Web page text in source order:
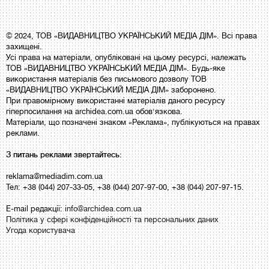
© 2024, ТОВ «ВИДАВНИЦТВО УКРАЇНСЬКИЙ МЕДІА ДІМ». Всі права
захищені.
Усі права на матеріали, опубліковані на цьому ресурсі, належать
ТОВ «ВИДАВНИЦТВО УКРАЇНСЬКИЙ МЕДІА ДІМ». Будь-яке
використання матеріалів без письмового дозволу ТОВ
«ВИДАВНИЦТВО УКРАЇНСЬКИЙ МЕДІА ДІМ» заборонено.
При правомірному використанні матеріалів даного ресурсу
гіперпосилання на archidea.com.ua обов'язкова.
Матеріали, що позначені знаком «Реклама», публікуються на правах
реклами.
З питань реклами звертайтесь:
reklama@mediadim.com.ua
Тел: +38 (044) 207-33-05, +38 (044) 207-97-00, +38 (044) 207-97-15.
E-mail редакції:info@archidea.com.ua
Політика у сфері конфіденційності та персональних даних
Угода користувача